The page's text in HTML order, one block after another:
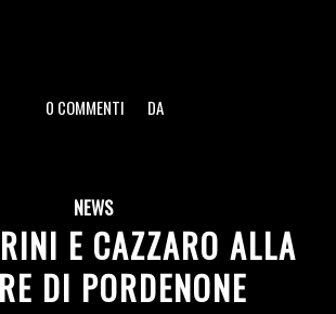
0 COMMENTI
/ DA
NEWS
E CAZZARO ALLA
DI PORDENONE